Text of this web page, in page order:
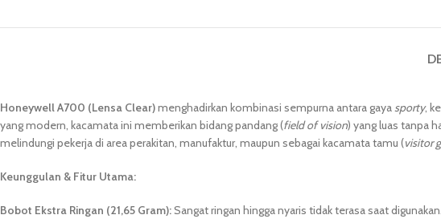
Honeywell A700 (Lensa Clear)menghadirkan kombinasi sempurna antara gayasporty,
yang modern, kacamata ini memberikan bidang pandang (field of vision) yang luas tanpa
melindungi pekerja di area perakitan, manufaktur, maupun sebagai kacamata tamu (visitor
Keunggulan & Fitur Utama:
Bobot Ekstra Ringan (21,65 Gram):Sangat ringan hingga nyaris tidak terasa saat